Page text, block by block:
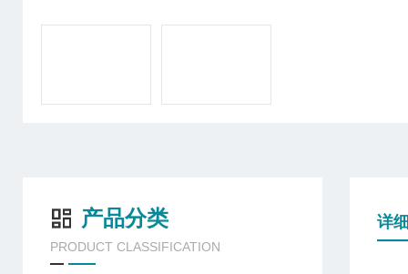
产品分类
PRODUCT CLASSIFICATION
详